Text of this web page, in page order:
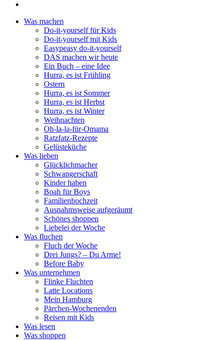
Was machen
Do-it-yourself für Kids
Do-it-yourself mit Kids
Easypeasy do-it-yourself
DAS machen wir heute
Ein Buch – eine Idee
Hurra, es ist Frühling
Ostern
Hurra, es ist Sommer
Hurra, es ist Herbst
Hurra, es ist Winter
Weihnachten
Oh-la-la-für-Omama
Ratzfatz-Rezepte
Gelüsteküche
Was lieben
Glücklichmacher
Schwangerschaft
Kinder haben
Boah für Boys
Familienhochzeit
Ausnahmsweise aufgeräumt
Schönes shoppen
Liebelei der Woche
Was fluchen
Fluch der Woche
Drei Jungs? – Du Arme!
Before Baby
Was unternehmen
Flinke Fluchten
Latte Locations
Mein Hamburg
Pärchen-Wochenenden
Reisen mit Kids
Was lesen
Was shoppen